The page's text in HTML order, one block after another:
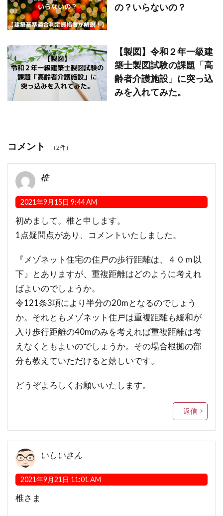
の？いらないの？
【製図】令和２年一級建
築士製図試験の課題「高
齢者介護施設」に突っ込
みを入れてみた。
コメント （2件）
椎
2021年9月15日 9:44 AM
初めまして。椎と申します。
1点疑問点があり、コメントいたしました。
『メゾネット住宅の住戸の歩行距離は、４０ｍ以
下』とありますが、重複距離はどのように考えれ
ばよいのでしょうか。
令121条3項により半分の20mとなるのでしょう
か。それともメゾネット住戸は重複距離も緩和が
入り歩行距離の40mのみを考えれば重複距離は考
えなくともよいのでしょうか。その場合根拠の部
分も教えていただけると嬉しいです。
どうぞよろしくお願いいたします。
返信
いしいさん
2021年9月21日 11:01 AM
椎さま